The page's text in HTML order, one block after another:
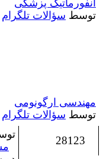
انفورماتیک پزشکی
توسط سؤالات تلگرام
مهندسی ارگونومی
توسط سؤالات تلگرام
28123